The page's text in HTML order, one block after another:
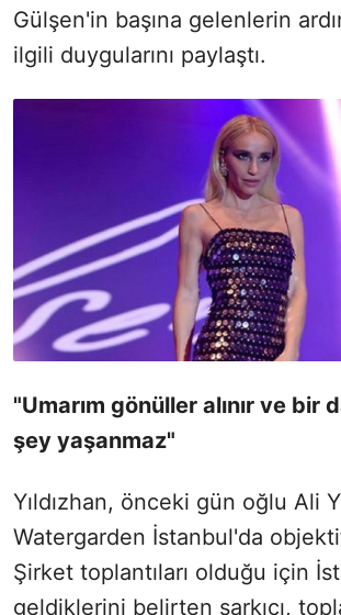
Gülşen'in başına gelenlerin
ilgili duygularını paylaştı.
"Umarım gönüller alınır ve bir
şey yaşanmaz"
Yıldızhan, önceki gün oğlu Ali
Watergarden İstanbul'da
Şirket toplantıları olduğu için
geldiklerini belirten şarkıcı,